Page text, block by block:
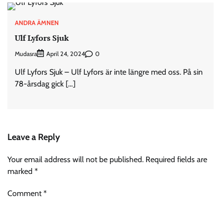
ANDRA ÄMNEN
Ulf Lyfors Sjuk
Mudasra April 24, 2024 0
Ulf Lyfors Sjuk – Ulf Lyfors är inte längre med oss. På sin
78-årsdag gick […]
Leave a Reply
Your email address will not be published. Required fields are
marked *
Comment*